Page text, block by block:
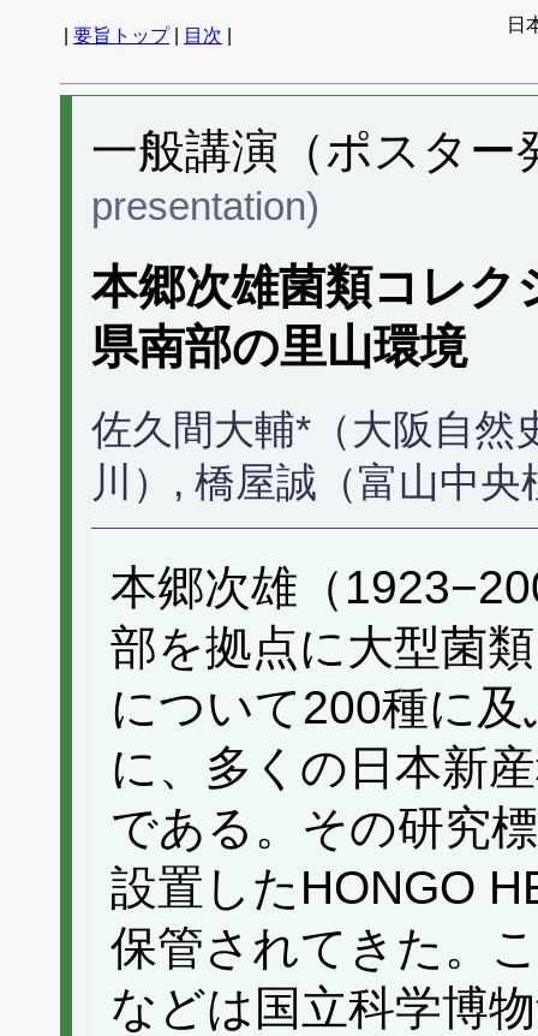
要旨トップ| 目次
日
一般講演（ポスタ
presentation)
本郷次雄菌類コレク
県南部の里山環境
佐久間大輔*（大阪自然
川）, 橋屋誠（富山中央
本郷次雄（
部を拠点に大型菌
について200種に
に、多くの日本新
である。その研究
設置したHONGO
保管されてきた。
などは国立科学博